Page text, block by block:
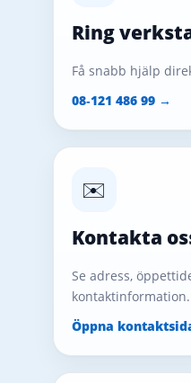
Ring
Få snabb hjälp
08‑121 486 99 →
✉️
Kontakta
Se adress,
kontaktinformation.
Öppna